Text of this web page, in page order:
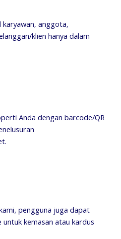
anggota,
klien hanya dalam
Anda dengan barcode/QR
pengguna juga dapat
kemasan atau kardus